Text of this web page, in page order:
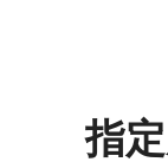
指